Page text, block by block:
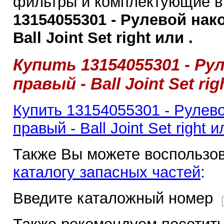
13154055301 - Рулевой
Ball Joint Set right или .
Купить 13154055301 -
правый - Ball Joint Set
Купить 13154055301 -
правый - Ball Joint Set right
Также Вы можете
каталогу запасных частей:
Введите каталожный номер